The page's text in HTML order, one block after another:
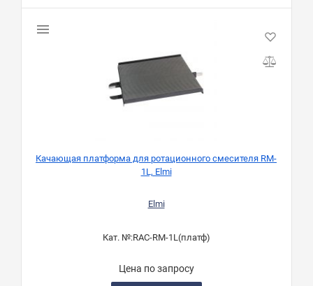
Качающая платформа для ротационного смесителя RM-
1L, Elmi
Elmi
Кат. №:RAC-RM-1L(платф)
Цена по запросу